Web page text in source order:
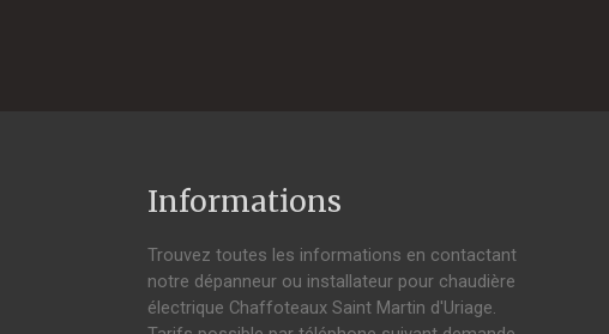
Informations
Trouvez toutes les informations en contactant
notre dépanneur ou installateur pour chaudière
électrique Chaffoteaux Saint Martin d'Uriage.